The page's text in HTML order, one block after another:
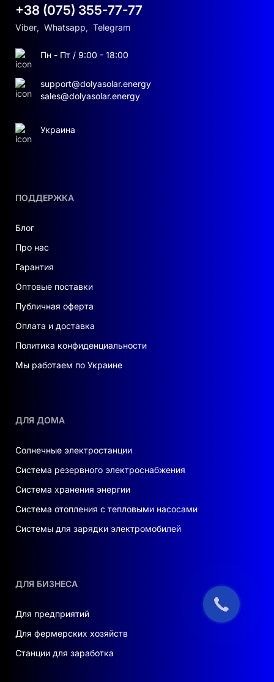
ПОДДЕРЖКА
Блог
Про нас
Гарантия
Оптовые поставки
Публичная оферта
Оплата и доставка
Политика конфиденциальности
Мы работаем по Украине
ДЛЯ ДОМА
Солнечные электростанции
Система резервного электроснабжения
Система хранения энергии
Система отопления с тепловыми насосами
Системы для зарядки электромобилей
ДЛЯ БИЗНЕСА
Для предприятий
Для фермерских хозяйств
Станции для заработка
+38 (075) 355-77-77
Viber, Whatsapp, Telegram
Пн - Пт / 9:00 - 18:00
support@dolyasolar.energy
sales@dolyasolar.energy
Украина